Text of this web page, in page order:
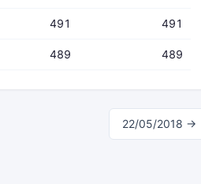
491 491
489 489
22/05/2018 →